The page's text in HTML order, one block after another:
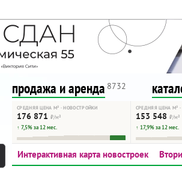
- только
ресурсу, как
продажа и аренда 8732
СРЕДНЯЯ ЦЕНА М² · НОВОСТРОЙКИ
176 871 ₽/м²
↑ 7,5% за 12 мес.
СРЕДНЯЯ ЦЕНА М²
153 548 ₽/м²
↑ 17,9% за 12 мес.
Интерактивная карта новостроек